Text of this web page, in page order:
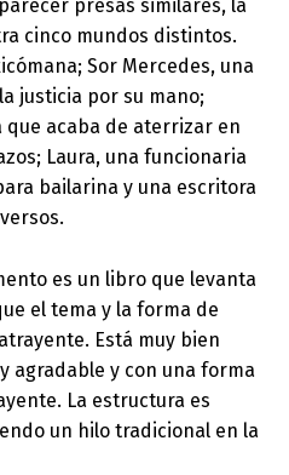
presas similares, la
cinco mundos distintos.
Sor Mercedes, una
justicia por su mano;
que acaba de aterrizar en
Laura, una funcionaria
bailarina y una escritora
es un libro que levanta
el tema y la forma de
Está muy bien
agradable y con una forma
La estructura es
un hilo tradicional en la